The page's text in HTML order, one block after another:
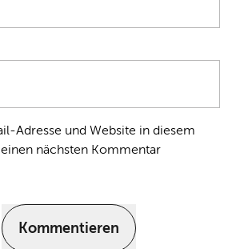
Adresse und Website in diesem
nächsten Kommentar
Kommentieren